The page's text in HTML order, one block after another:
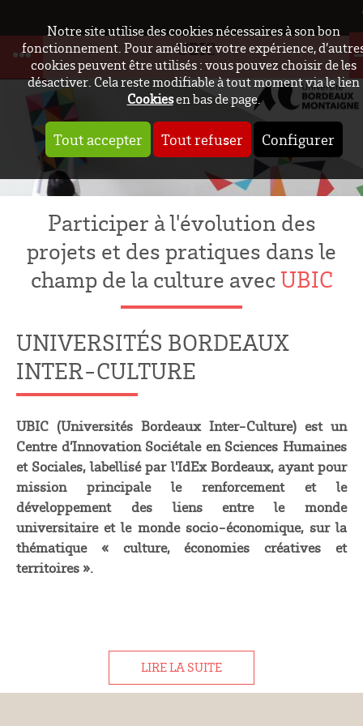
Notre site utilise des cookies nécessaires à son bon
fonctionnement. Pour améliorer votre expérience,
cookies peuvent être utilisés : vous pouvez choisir de les
désactiver. Cela reste modifiable à tout moment via le lien
Cookiesen bas de page.
Tout accepter Tout refuser Configurer
UBIC
Participer à l'évolution des
projets et des pratiques dans le
champ de la culture avec UBIC
UNIVERSITÉS BORDEAUX
INTER-CULTURE
UBIC (Universités Bordeaux Inter-Culture) est un
Centre d’Innovation Sociétale en Sciences Humaines
et Sociales, labellisé par l'IdEx Bordeaux, ayant pour
mission principale le renforcement et le
développement des liens entre le monde
universitaire et le monde socio-économique, sur la
thématique « culture, économies créatives et
territoires ».
LIRE LA SUITE